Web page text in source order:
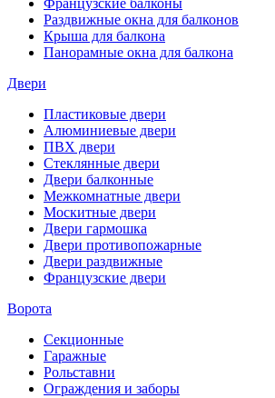
Французские балконы
Раздвижные окна для балконов
Крыша для балкона
Панорамные окна для балкона
Двери
Пластиковые двери
Алюминиевые двери
ПВХ двери
Стеклянные двери
Двери балконные
Межкомнатные двери
Москитные двери
Двери гармошка
Двери противопожарные
Двери раздвижные
Французские двери
Ворота
Секционные
Гаражные
Рольставни
Ограждения и заборы